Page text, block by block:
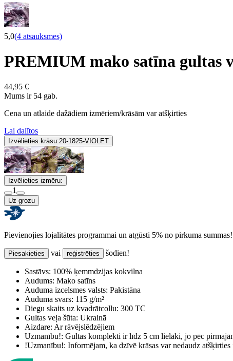
5,0(4 atsauksmes)
PREMIUM mako satīna gultas
44,95 €
Mums ir 54 gab.
Cena un atlaide dažādiem izmēriem/krāsām var atšķirties
Lai dalītos
Izvēlieties krāsu:20-1825-VIOLET
Izvēlieties izmēru:
1
Uz grozu
Pievienojies lojalitātes programmai un atgūsti 5% no pirkuma summas!
Piesakieties vai reģistrēties šodien!
Sastāvs: 100% ķemmdzijas kokvilna
Audums: Mako satīns
Auduma izcelsmes valsts: Pakistāna
Auduma svars: 115 g/m²
Diegu skaits uz kvadrātcollu: 300 TC
Gultas veļa šūta: Ukrainā
Aizdare: Ar rāvējslēdzējiem
Uzmanību!: Gultas komplekti ir līdz 5 cm lielāki, jo pēc
!Uzmanību!: Informējam, ka dzīvē krāsas var nedaudz